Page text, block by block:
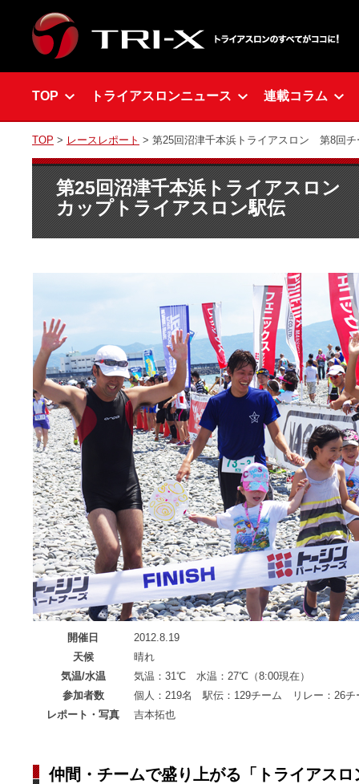
TOP トライアスロンニュース 連載コラム
TOP > レースレポート > 第25回沼津千本浜トライアスロン 第8回
第25回沼津千本浜トライアスロン
カップトライアスロン駅伝
開催日
2012.8.19
天候
晴れ
気温/水温
気温：31℃ 水温：27℃（8:00現在）
参加者数
個人：219名 駅伝：129チーム リレー：26チ
レポート・写真
吉本拓也
仲間・チームで盛り上がる「トライアス